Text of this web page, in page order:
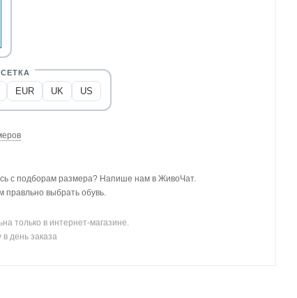
EUR UK US
с подборам размера? Напише нам в ЖивоЧат.
правльно выбрать обувь.
только в интернет-магазине.
день заказа